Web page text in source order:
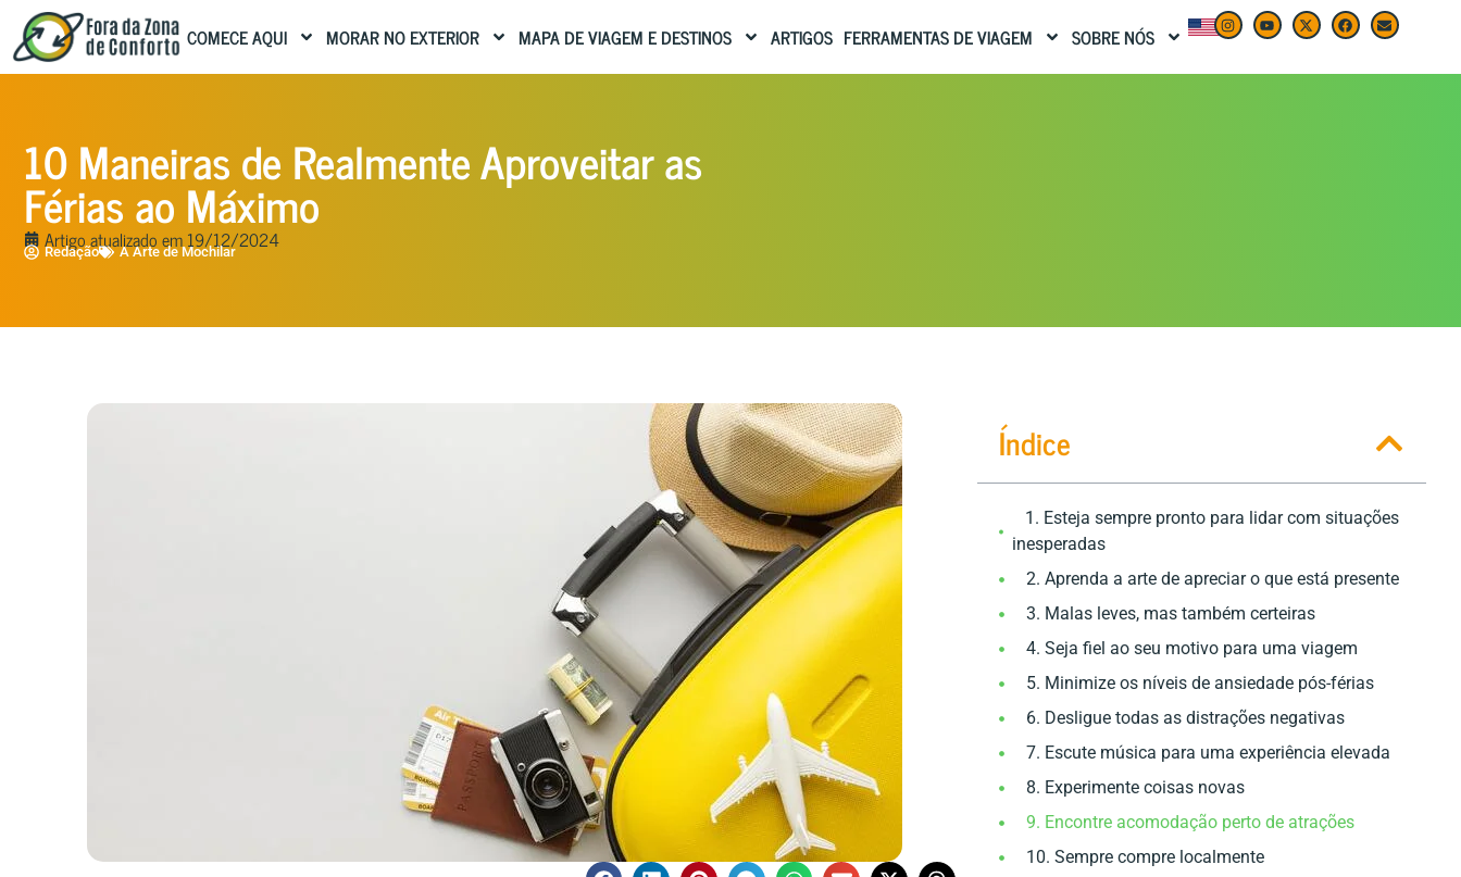
COMECE AQUI MORAR NO EXTERIOR MAPA DE VIAGEM E DESTINOS ARTIGOS FERRAMENTAS DE VIAGEM SOBRE NÓS
10 Maneiras de Realmente Aproveitar as
Férias ao Máximo
Artigo atualizado em19/12/2024
Redação A Arte de Mochilar
Índice
1. Esteja sempre pronto para lidar com situações
inesperadas
2. Aprenda a arte de apreciar o que está presente
3. Malas leves, mas também certeiras
4. Seja fiel ao seu motivo para uma viagem
5. Minimize os níveis de ansiedade pós-férias
6. Desligue todas as distrações negativas
7. Escute música para uma experiência elevada
8. Experimente coisas novas
9. Encontre acomodação perto de atrações
10. Sempre compre localmente